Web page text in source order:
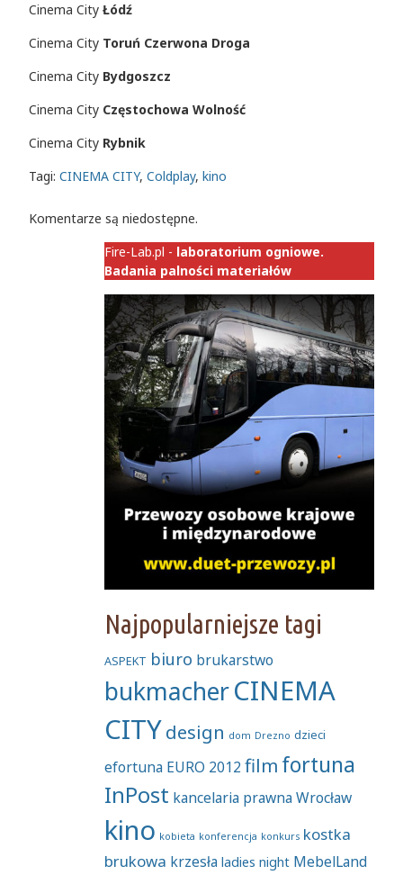
Cinema City Łódź
Cinema City Toruń Czerwona Droga
Cinema City Bydgoszcz
Cinema City Częstochowa Wolność
Cinema City Rybnik
Tagi: CINEMA CITY, Coldplay, kino
Komentarze są niedostępne.
Fire-Lab.pl - laboratorium ogniowe.
Badania palności materiałów
Najpopularniejsze tagi
ASPEKT biuro brukarstwo
bukmacherCINEMA
CITYdesign dom Drezno dzieci
efortuna EURO 2012film fortuna
InPost kancelaria prawna Wrocław
kino kobieta konferencja konkurs kostka
brukowa krzesła ladies night MebelLand